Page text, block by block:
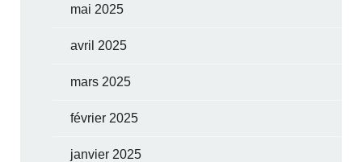
mai 2025
avril 2025
mars 2025
février 2025
janvier 2025